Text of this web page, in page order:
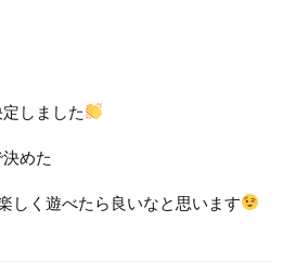
しました
めた
しく遊べたら良いなと思います